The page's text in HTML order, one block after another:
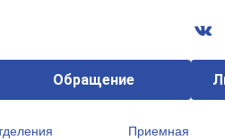
Обращение
Приемная